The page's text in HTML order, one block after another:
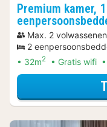
Premium kamer,
Max. 2 volwassenen
2
32m2 Gratis wifi